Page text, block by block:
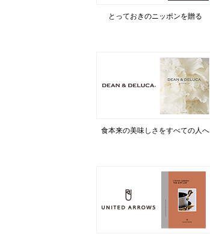
とっておきのニッポンを贈る
食本来の美味しさをすべての人へ